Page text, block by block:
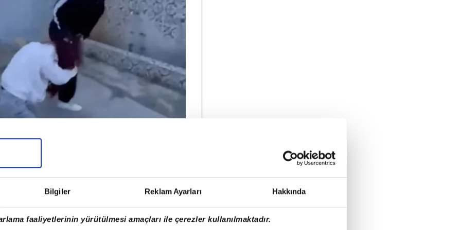
Bilgiler Reklam Ayarları Hakkında
faaliyetlerinin yürütülmesi amaçları ile çerezler kullanılmaktadır.
ilçesindeki bir okulda meydana geldi.
önceden husumet bulunduğu